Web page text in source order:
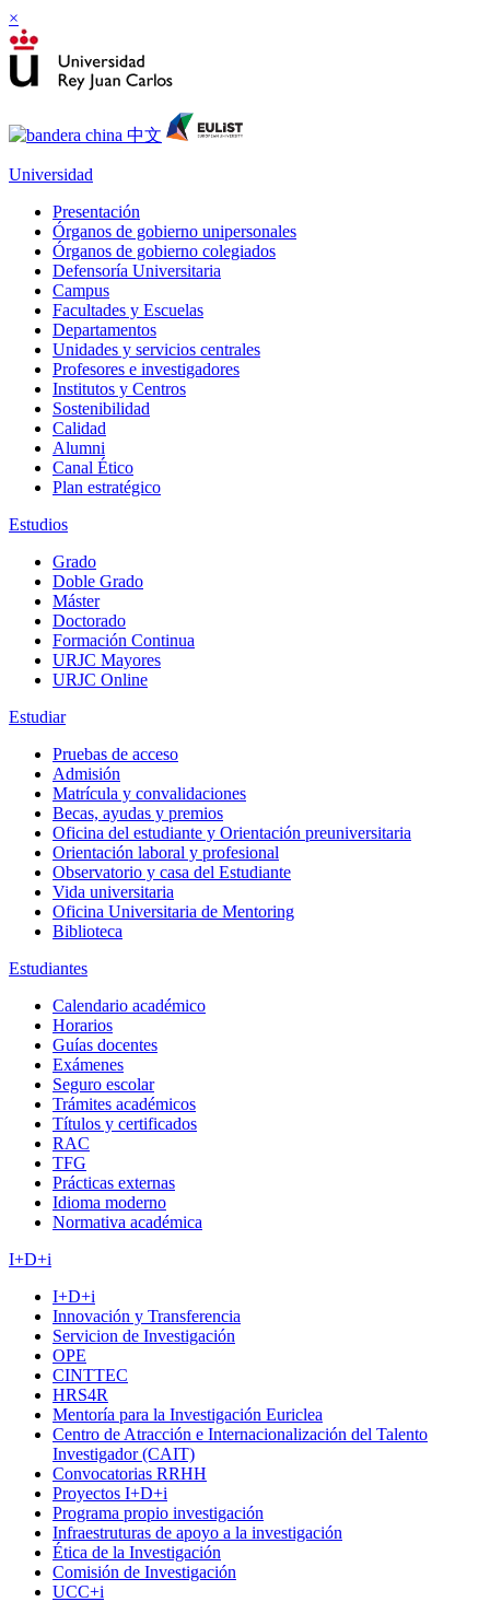
×
Universidad
Presentación
Órganos de gobierno unipersonales
Órganos de gobierno colegiados
Defensoría Universitaria
Campus
Facultades y Escuelas
Departamentos
Unidades y servicios centrales
Profesores e investigadores
Institutos y Centros
Sostenibilidad
Calidad
Alumni
Canal Ético
Plan estratégico
Estudios
Grado
Doble Grado
Máster
Doctorado
Formación Continua
URJC Mayores
URJC Online
Estudiar
Pruebas de acceso
Admisión
Matrícula y convalidaciones
Becas, ayudas y premios
Oficina del estudiante y Orientación preuniversitaria
Orientación laboral y profesional
Observatorio y casa del Estudiante
Vida universitaria
Oficina Universitaria de Mentoring
Biblioteca
Estudiantes
Calendario académico
Horarios
Guías docentes
Exámenes
Seguro escolar
Trámites académicos
Títulos y certificados
RAC
TFG
Prácticas externas
Idioma moderno
Normativa académica
I+D+i
I+D+i
Innovación y Transferencia
Servicion de Investigación
OPE
CINTTEC
HRS4R
Mentoría para la Investigación Euriclea
Centro de Atracción e Internacionalización del Talento
Investigador (CAIT)
Convocatorias RRHH
Proyectos I+D+i
Programa propio investigación
Infraestruturas de apoyo a la investigación
Ética de la Investigación
Comisión de Investigación
UCC+i